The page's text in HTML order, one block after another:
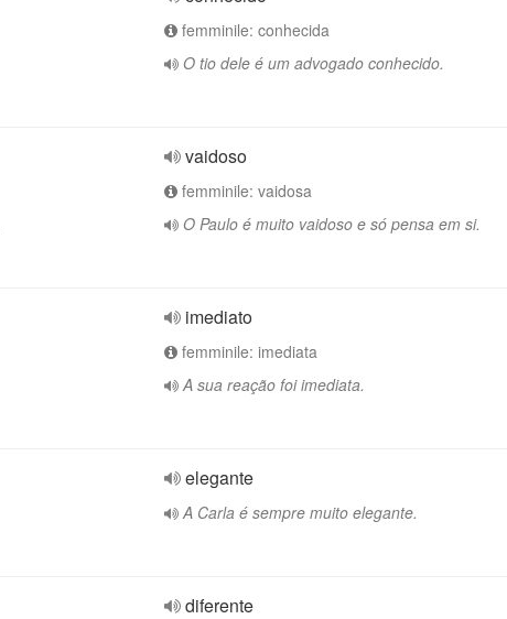
femminile: conhecida
O tio dele é um advogado conhecido.
vaidoso
femminile: vaidosa
O Paulo é muito vaidoso e só pensa em si.
imediato
femminile: imediata
A sua reação foi imediata.
elegante
A Carla é sempre muito elegante.
diferente